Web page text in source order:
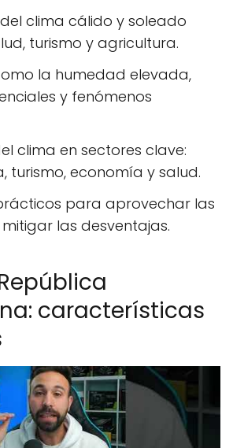
clima cálido y soleado
turismo y agricultura.
la humedad elevada,
y fenómenos
clima en sectores clave:
turismo, economía y salud.
para aprovechar las
las desventajas.
características